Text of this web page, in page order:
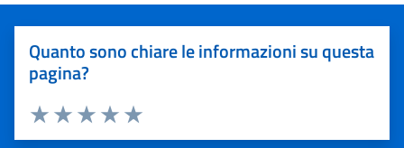
Quanto sono chiare le informazioni su questa
pagina?
Valuta 5 stelle su 5
Valuta 4 stelle su 5
Valuta 3 stelle su 5
Valuta 2 stelle su 5
Valuta 1 stelle su 5